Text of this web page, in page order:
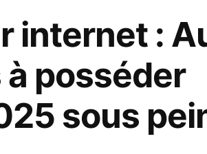
internet :
posséder
sous